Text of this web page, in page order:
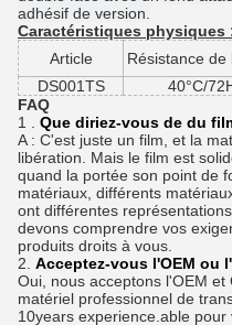
adhésif de version.
Caractéristiques physiques
Article
Résistance de
DS001TS
40°C/
FAQ
1 . Que diriez-vous de du
A : C'est juste un film, et la
libération. Mais le film est
quand la portée son point de
matériaux, différents
ont différentes
devons comprendre vos
produits droits à vous.
2. Acceptez-vous l'OEM ou
Oui, nous acceptons l'OEM
matériel professionnel de
10years experience.able